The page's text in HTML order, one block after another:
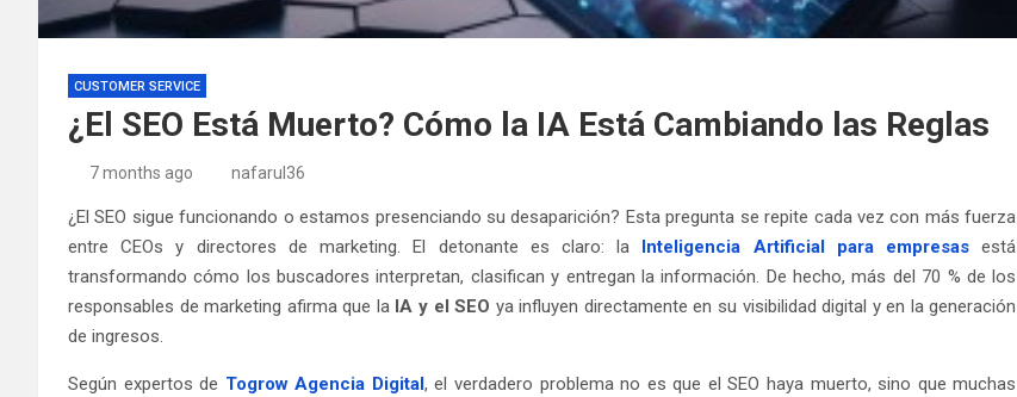
CUSTOMER SERVICE
¿El SEO Está Muerto? Cómo la IA Está Cambiando las Reglas
7 months ago nafarul36
¿El SEO sigue funcionando o estamos presenciando su desaparición? Esta pregunta se repite cada vez con más fuerza
entre CEOs y directores de marketing. El detonante es claro: la Inteligencia Artificial para empresas está
transformando cómo los buscadores interpretan, clasifican y entregan la información. De hecho, más del 70 % de los
responsables de marketing afirma que la IA y el SEO ya influyen directamente en su visibilidad digital y en la generación
de ingresos.
Según expertos de Togrow Agencia Digital, el verdadero problema no es que el SEO haya muerto, sino que muchas